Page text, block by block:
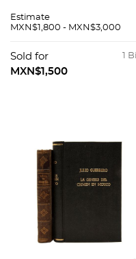
CAUTIVO/MÁS ALLÁ
LA CIUDAD DE LOS
PALACIOS. Piezas: 4
Estimate
MXN$1,800 - MXN$3,000
1
Sold for
MXN$1,500